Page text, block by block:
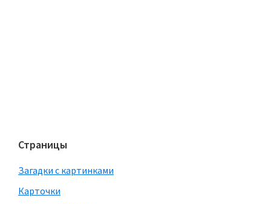
Страницы
Загадки с картинками
Карточки